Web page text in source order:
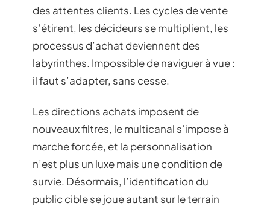
des attentes clients. Les cycles de vente
s’étirent, les décideurs se multiplient, les
processus d’achat deviennent des
labyrinthes. Impossible de naviguer à vue :
il faut s’adapter, sans cesse.
Les directions achats imposent de
nouveaux filtres, le multicanal s’impose à
marche forcée, et la personnalisation
n’est plus un luxe mais une condition de
survie. Désormais, l’identification du
public cible se joue autant sur le terrain